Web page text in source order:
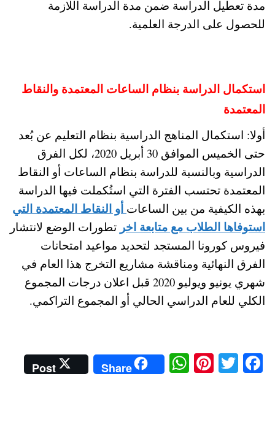
مدة تعطيل الدراسة ضمن مدة الدراسة اللازمة
للحصول على الدرجة العلمية.
استكمال الدراسة بنظام الساعات المعتمدة والنقاط
المعتمدة
أولا: استكمال المناهج الدراسية بنظام التعليم عن بُعد
حتى الخميس الموافق 30 أبريل 2020، لكل الفرق
الدراسية وبالنسبة للدراسة بنظام الساعات أو النقاط
المعتمدة تحتسب الفترة التي استُكملت فيها الدراسة
بهذه الكيفية من بين الساعات أو النقاط المعتمدة التي
استوفاها الطلاب مع متابعة اخر تطورات الوضع لانتشار
فيروس كورونا المستجد لتحديد مواعيد امتحانات
الفرق النهائية ومناقشة مشاريع التخرج هذا العام في
شهري يونيو ويوليو 2020 قبل اعلان درجات المجموع
الكلي للعام الدراسي الحالي أو المجموع التراكمي.
Fa
T
Pi
W
ha
Share
Post